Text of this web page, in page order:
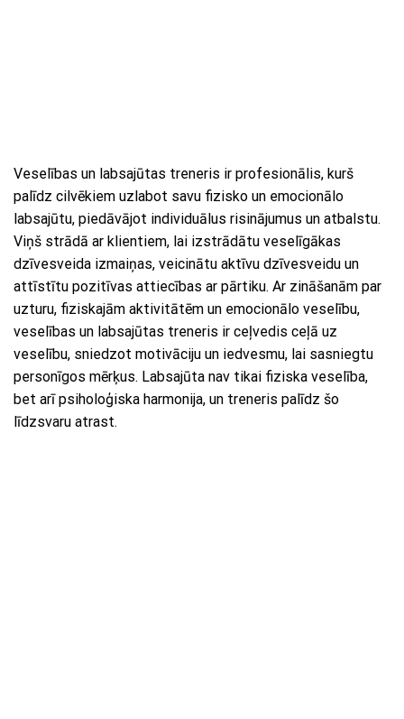
Veselības un labsajūtas treneris ir profesionālis, kurš
palīdz cilvēkiem uzlabot savu fizisko un emocionālo
labsajūtu, piedāvājot individuālus risinājumus un atbalstu.
Viņš strādā ar klientiem, lai izstrādātu veselīgākas
dzīvesveida izmaiņas, veicinātu aktīvu dzīvesveidu un
attīstītu pozitīvas attiecības ar pārtiku. Ar zināšanām par
uzturu, fiziskajām aktivitātēm un emocionālo veselību,
veselības un labsajūtas treneris ir ceļvedis ceļā uz
veselību, sniedzot motivāciju un iedvesmu, lai sasniegtu
personīgos mērķus. Labsajūta nav tikai fiziska veselība,
bet arī psiholoģiska harmonija, un treneris palīdz šo
līdzsvaru atrast.